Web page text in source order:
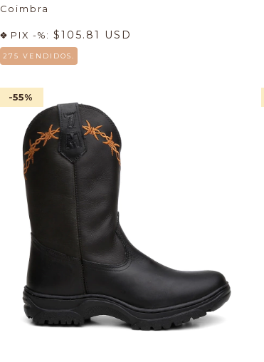
Coimbra
PIX -%: $105.81 USD
275 VENDIDOS.
-55%